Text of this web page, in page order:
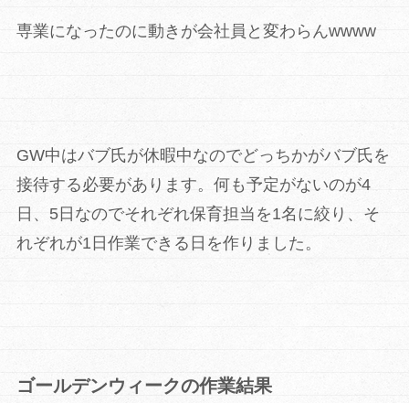
専業になったのに動きが会社員と変わらんwwww
GW中はバブ氏が休暇中なのでどっちかがバブ氏を
接待する必要があります。何も予定がないのが4
日、5日なのでそれぞれ保育担当を1名に絞り、そ
れぞれが1日作業できる日を作りました。
ゴールデンウィークの作業結果